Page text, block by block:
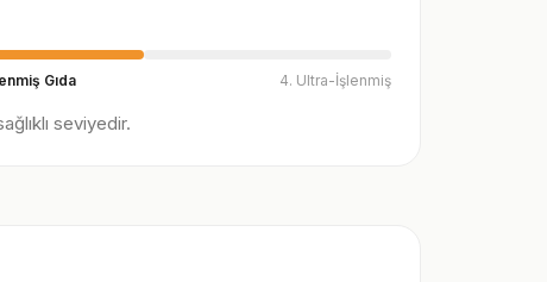
Gıda 4. Ultra-İşlenmiş
seviyedir.